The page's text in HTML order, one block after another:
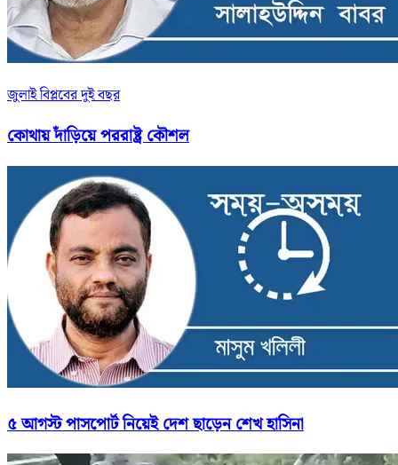
জুলাই বিপ্লবের দুই বছর
কোথায় দাঁড়িয়ে পররাষ্ট্র কৌশল
৫ আগস্ট পাসপোর্ট নিয়েই দেশ ছাড়েন শেখ হাসিনা